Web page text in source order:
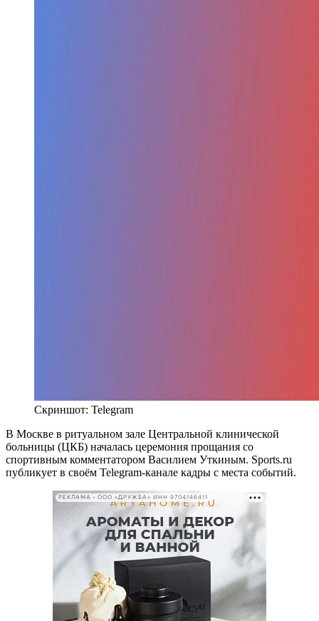
Скриншот: Telegram
В Москве в ритуальном зале Центральной клинической
больницы (ЦКБ) началась церемония прощания со
спортивным комментатором Василием Уткиным. Sports.ru
публикует в своём Telegram-канале кадры с места событий.
РЕКЛАМА • ООО «ДРУЖБА» ИНН 9704146411